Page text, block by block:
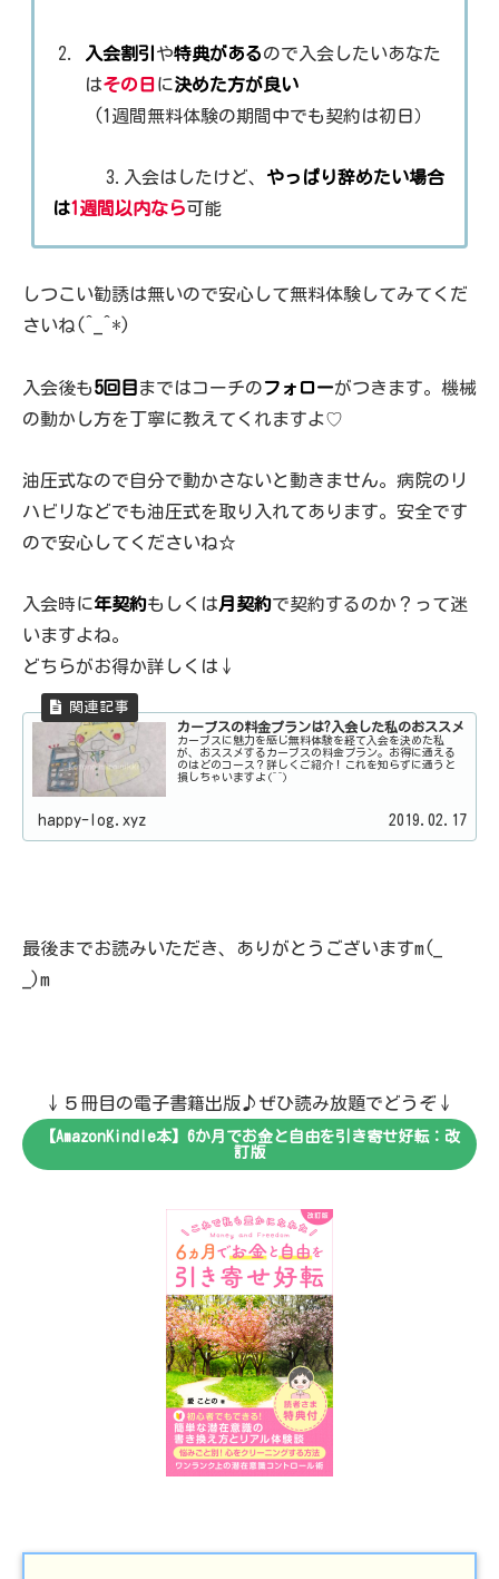
入会割引 や特典があるので入会したいあなた
はその日 に決めた方が良い
(1週間無料体験の期間中でも契約は初日）
3.入会はしたけど、 やっぱり辞めたい場合
は1週間以内なら可能
しつこい勧誘は無いので安心して無料体験してみてくだ
さいね(^_^*)
入会後も5回目まではコーチのフォローがつきます。機械
の動かし方を丁寧に教えてくれますよ♡
油圧式なので自分で動かさないと動きません。病院のリ
ハビリなどでも油圧式を取り入れてあります。安全です
ので安心してくださいね☆
入会時に年契約もしくは月契約で契約するのか？って迷
いますよね。
どちらがお得か詳しくは↓
カーブスの料金プランは?入会した私のおススメ
カーブスに魅力を感じ無料体験を経て入会を決めた私
が、おススメするカーブスの料金プラン。お得に通える
のはどのコース？詳しくご紹介！これを知らずに通うと
損しちゃいますよ(^^)
happy-log.xyz 2019.02.17
最後までお読みいただき、ありがとうございますm(_
_)m
↓５冊目の電子書籍出版♪ぜひ読み放題でどうぞ↓
【AmazonKindle本】6か月でお金と自由を引き寄せ好転：改
訂版